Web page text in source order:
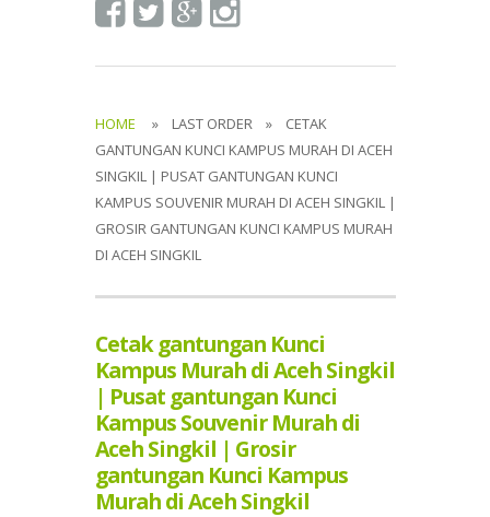
HOME » LAST ORDER » CETAK
GANTUNGAN KUNCI KAMPUS MURAH DI ACEH
SINGKIL | PUSAT GANTUNGAN KUNCI
KAMPUS SOUVENIR MURAH DI ACEH SINGKIL |
GROSIR GANTUNGAN KUNCI KAMPUS MURAH
DI ACEH SINGKIL
Cetak gantungan Kunci
Kampus Murah di Aceh Singkil
| Pusat gantungan Kunci
Kampus Souvenir Murah di
Aceh Singkil | Grosir
gantungan Kunci Kampus
Murah di Aceh Singkil